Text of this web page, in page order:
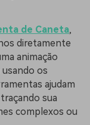
de Caneta,
diretamente
animação
os
ajudam
sua
complexos ou